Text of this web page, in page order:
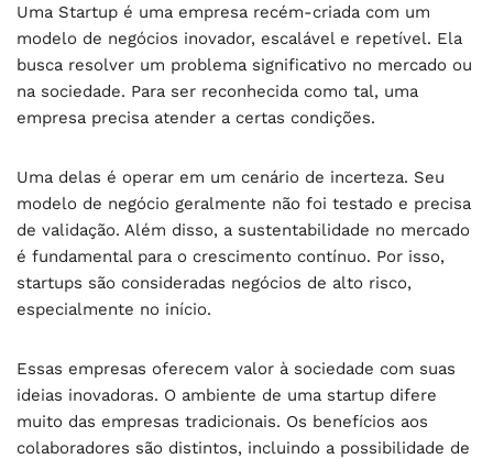
Uma Startup é uma empresa recém-criada com um
modelo de negócios inovador, escalável e repetível. Ela
busca resolver um problema significativo no mercado ou
na sociedade. Para ser reconhecida como tal, uma
empresa precisa atender a certas condições.
Uma delas é operar em um cenário de incerteza. Seu
modelo de negócio geralmente não foi testado e precisa
de validação. Além disso, a sustentabilidade no mercado
é fundamental para o crescimento contínuo. Por isso,
startups são consideradas negócios de alto risco,
especialmente no início.
Essas empresas oferecem valor à sociedade com suas
ideias inovadoras. O ambiente de uma startup difere
muito das empresas tradicionais. Os benefícios aos
colaboradores são distintos, incluindo a possibilidade de